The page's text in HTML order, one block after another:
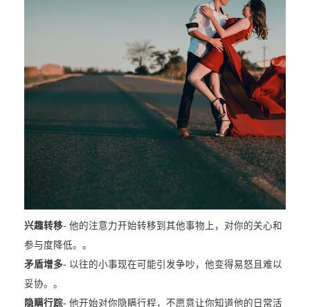
兴趣转移- 他的注意力开始转移到其他事物上，对你的关心和
参与度降低。。
矛盾增多- 以往的小事现在可能引发争吵，他变得易怒且难以
妥协。。
隐瞒行踪- 他开始对你隐瞒行程，不愿意让你知道他的日常活